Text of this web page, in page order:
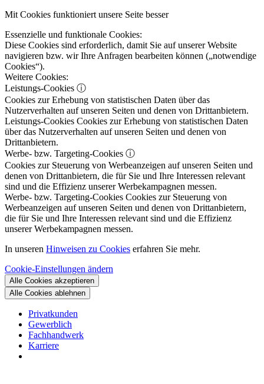
Mit Cookies funktioniert unsere Seite besser
Essenzielle und funktionale Cookies:
Diese Cookies sind erforderlich, damit Sie auf unserer Website
navigieren bzw. wir Ihre Anfragen bearbeiten können („notwendige
Cookies“).
Weitere Cookies:
Leistungs-Cookies ⓘ
Cookies zur Erhebung von statistischen Daten über das
Nutzerverhalten auf unseren Seiten und denen von Drittanbietern.
Leistungs-Cookies Cookies zur Erhebung von statistischen Daten
über das Nutzerverhalten auf unseren Seiten und denen von
Drittanbietern.
Werbe- bzw. Targeting-Cookies ⓘ
Cookies zur Steuerung von Werbeanzeigen auf unseren Seiten und
denen von Drittanbietern, die für Sie und Ihre Interessen relevant
sind und die Effizienz unserer Werbekampagnen messen.
Werbe- bzw. Targeting-Cookies Cookies zur Steuerung von
Werbeanzeigen auf unseren Seiten und denen von Drittanbietern,
die für Sie und Ihre Interessen relevant sind und die Effizienz
unserer Werbekampagnen messen.
In unseren Hinweisen zu Cookies erfahren Sie mehr.
Cookie-Einstellungen ändern
Alle Cookies akzeptieren
Alle Cookies ablehnen
Privatkunden
Gewerblich
Fachhandwerk
Karriere